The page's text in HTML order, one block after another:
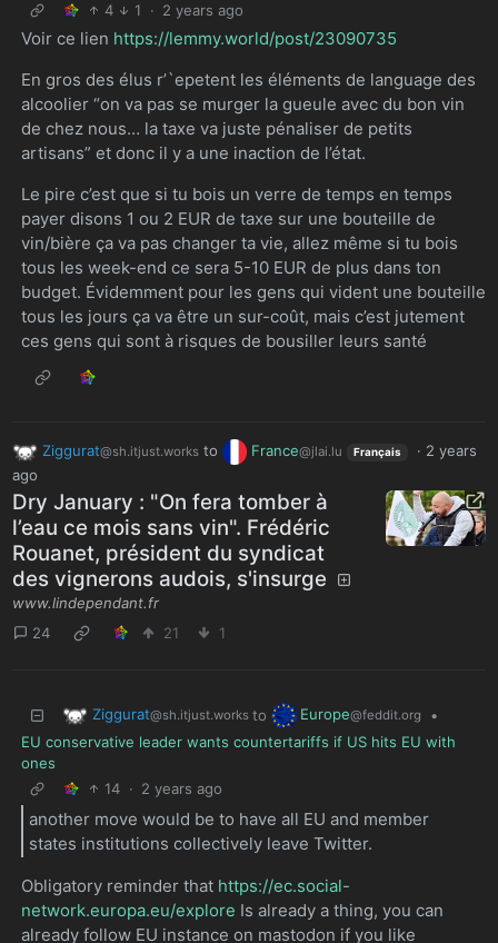
4
1 · 2 years ago
Voir ce lien https://lemmy.world/post/23090735
En gros des élus r’`epetent les éléments de language des
alcoolier “on va pas se murger la gueule avec du bon vin
de chez nous… la taxe va juste pénaliser de petits
artisans” et donc il y a une inaction de l’état.
Le pire c’est que si tu bois un verre de temps en temps
payer disons 1 ou 2 EUR de taxe sur une bouteille de
vin/bière ça va pas changer ta vie, allez même si tu bois
tous les week-end ce sera 5-10 EUR de plus dans ton
budget. Évidemment pour les gens qui vident une bouteille
tous les jours ça va être un sur-coût, mais c’est jutement
ces gens qui sont à risques de bousiller leurs santé
Ziggurat@sh.itjust.worksto France@jlai.lu Français · 2 years
ago
Dry January : "On fera tomber à
l’eau ce mois sans vin". Frédéric
Rouanet, président du syndicat
des vignerons audois, s'insurge
www.lindependant.fr
24
21 1
Ziggurat@sh.itjust.works to Europe@feddit.org
•
EU conservative leader wants countertariffs if US hits EU with
ones
14 · 2 years ago
another move would be to have all EU and member
states institutions collectively leave Twitter.
Obligatory reminder that https://ec.social-
network.europa.eu/explore Is already a thing, you can
already follow EU instance on mastodon if you like